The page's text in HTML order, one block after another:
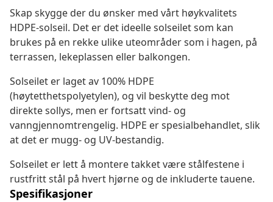
Skap skygge der du ønsker med vårt høykvalitets
HDPE-solseil. Det er det ideelle solseilet som kan
brukes på en rekke ulike uteområder som i hagen, på
terrassen, lekeplassen eller balkongen.
Solseilet er laget av 100% HDPE
(høytetthetspolyetylen), og vil beskytte deg mot
direkte sollys, men er fortsatt vind- og
vanngjennomtrengelig. HDPE er spesialbehandlet, slik
at det er mugg- og UV-bestandig.
Solseilet er lett å montere takket være stålfestene i
rustfritt stål på hvert hjørne og de inkluderte tauene.
Spesifikasjoner